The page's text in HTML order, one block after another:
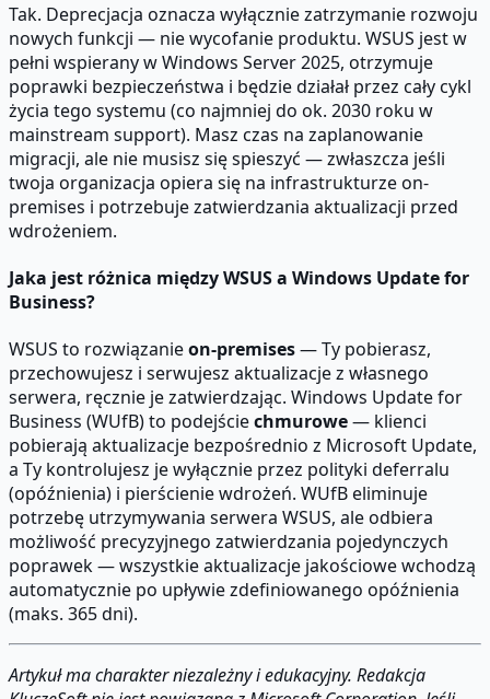
Tak. Deprecjacja oznacza wyłącznie zatrzymanie rozwoju
nowych funkcji — nie wycofanie produktu. WSUS jest w
pełni wspierany w Windows Server 2025, otrzymuje
poprawki bezpieczeństwa i będzie działał przez cały cykl
życia tego systemu (co najmniej do ok. 2030 roku w
mainstream support). Masz czas na zaplanowanie
migracji, ale nie musisz się spieszyć — zwłaszcza jeśli
twoja organizacja opiera się na infrastrukturze on-
premises i potrzebuje zatwierdzania aktualizacji przed
wdrożeniem.
Jaka jest różnica między WSUS a Windows Update for
Business?
WSUS to rozwiązanieon-premises— Ty pobierasz,
przechowujesz i serwujesz aktualizacje z własnego
serwera, ręcznie je zatwierdzając. Windows Update for
Business (WUfB) to podejściechmurowe— klienci
pobierają aktualizacje bezpośrednio z Microsoft Update,
a Ty kontrolujesz je wyłącznie przez polityki deferralu
(opóźnienia) i pierścienie wdrożeń. WUfB eliminuje
potrzebę utrzymywania serwera WSUS, ale odbiera
możliwość precyzyjnego zatwierdzania pojedynczych
poprawek — wszystkie aktualizacje jakościowe wchodzą
automatycznie po upływie zdefiniowanego opóźnienia
(maks. 365 dni).
Artykuł ma charakter niezależny i edukacyjny. Redakcja